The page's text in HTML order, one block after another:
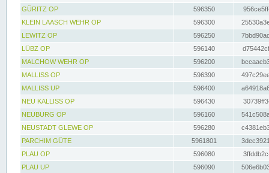
GÜRITZ OP
596350
KLEIN LAASCH WEHR OP
596300
LEWITZ OP
596250
LÜBZ OP
596140
MALCHOW WEHR OP
596200
MALLISS OP
596390
MALLISS UP
596400
NEU KALLISS OP
596430
NEUBURG OP
596160
NEUSTADT GLEWE OP
596280
PARCHIM GÜTE
5961801
PLAU OP
596080
PLAU UP
596090